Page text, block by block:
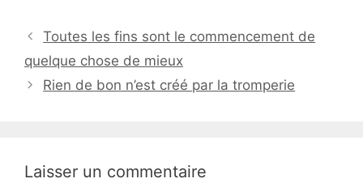
Toutes les fins sont le commencement de
quelque chose de mieux
Rien de bon n’est créé par la tromperie
Laisser un commentaire